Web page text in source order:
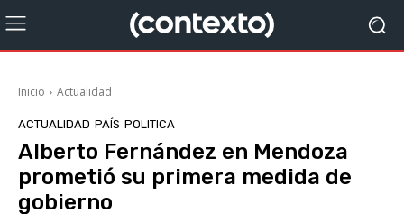
Inicio Actualidad
ACTUALIDAD PAÍS POLITICA
Alberto Fernández en Mendoza
prometió su primera medida de
gobierno